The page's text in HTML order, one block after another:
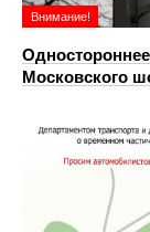
Внимание!
Московского